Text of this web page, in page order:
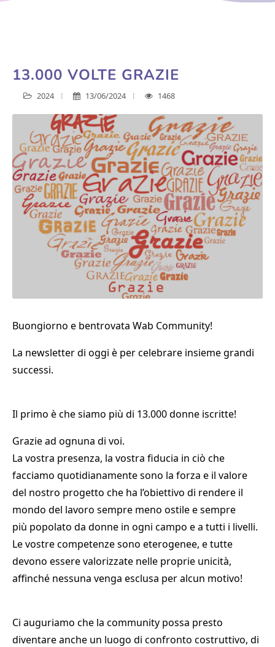
13.000 VOLTE GRAZIE
2024 13/06/2024 1468
Buongiorno e bentrovata Wab Community!
La newsletter di oggi è per celebrare insieme grandi
successi.
Il primo è che siamo più di 13.000 donne iscritte!
Grazie ad ognuna di voi.
La vostra presenza, la vostra fiducia in ciò che
facciamo quotidianamente sono la forza e il valore
del nostro progetto che ha l’obiettivo di rendere il
mondo del lavoro sempre meno ostile e sempre
più popolato da donne in ogni campo e a tutti i livelli.
Le vostre competenze sono eterogenee, e tutte
devono essere valorizzate nelle proprie unicità,
affinché nessuna venga esclusa per alcun motivo!
Ci auguriamo che la community possa presto
diventare anche un luogo di confronto costruttivo, di